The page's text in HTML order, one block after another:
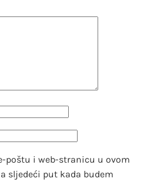
poštu i web-stranicu u ovom
sljedeći put kada budem